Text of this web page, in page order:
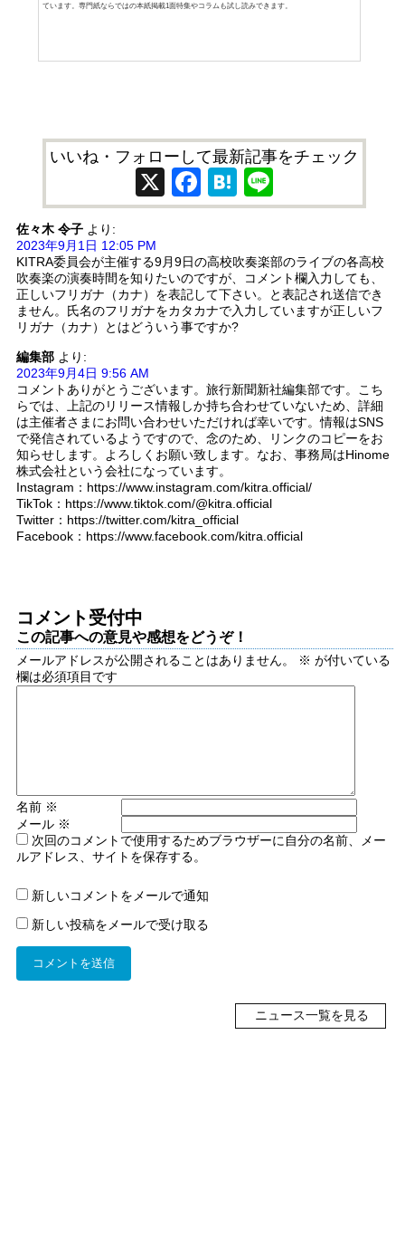
ています。専門紙ならではの本紙掲載1面特集やコラムも試し読みできます。
いいね・フォローして最新記事をチェック
X Facebook
Hatena
佐々木 令子 より:
2023年9月1日 12:05 PM
KITRA委員会が主催する9月9日の高校吹奏楽部のライブの各高校
吹奏楽の演奏時間を知りたいのですが、コメント欄入力しても、
正しいフリガナ（カナ）を表記して下さい。と表記され送信でき
ません。氏名のフリガナをカタカナで入力していますが正しいフ
リガナ（カナ）とはどういう事ですか?
編集部 より:
2023年9月4日 9:56 AM
コメントありがとうございます。旅行新聞新社編集部です。こち
らでは、上記のリリース情報しか持ち合わせていないため、詳細
は主催者さまにお問い合わせいただければ幸いです。情報はSNS
で発信されているようですので、念のため、リンクのコピーをお
知らせします。よろしくお願い致します。なお、事務局はHinome
株式会社という会社になっています。
Instagram：https://www.instagram.com/kitra.official/
TikTok：https://www.tiktok.com/@kitra.official
Twitter：https://twitter.com/kitra_official
Facebook：https://www.facebook.com/kitra.official
コメント受付中
この記事への意見や感想をどうぞ！
メールアドレスが公開されることはありません。 ※ が付いている
欄は必須項目です
名前 ※
メール ※
次回のコメントで使用するためブラウザーに自分の名前、メー
ルアドレス、サイトを保存する。
新しいコメントをメールで通知
新しい投稿をメールで受け取る
ニュース一覧を見る